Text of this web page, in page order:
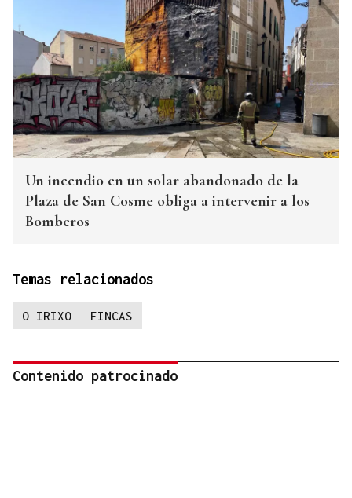
Un incendio en un solar abandonado de la
Plaza de San Cosme obliga a intervenir a los
Bomberos
Temas relacionados
O IRIXO FINCAS
Contenido patrocinado